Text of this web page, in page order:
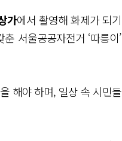
가에서 촬영해 화제가 되기
서울공공자전거 ‘따릉이’
해야 하며, 일상 속 시민들